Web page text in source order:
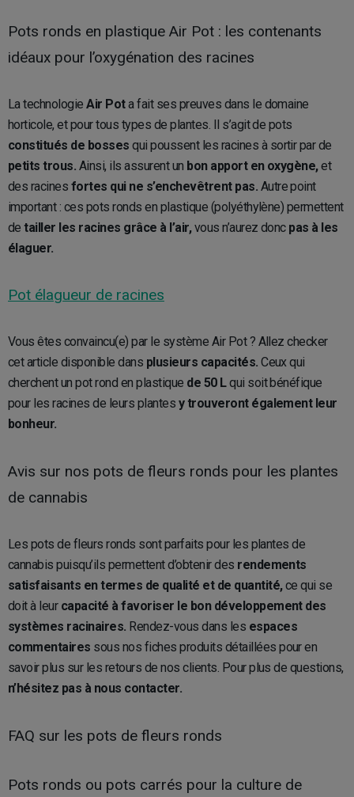
Pots ronds en plastique Air Pot : les contenants
idéaux pour l’oxygénation des racines
La technologieAir Pota fait ses preuves dans le domaine
horticole, et pour tous types de plantes. Il s’agit de pots
constitués de bosses qui poussent les racines à sortir par de
petits trous. Ainsi, ils assurent un bon apport en oxygène,et
des racines fortes qui ne s’enchevêtrent pas. Autre point
important : ces pots ronds en plastique (polyéthylène) permettent
de tailler les racines grâce à l’air,vous n’aurez donc pas à les
élaguer.
Pot élagueur de racines
Vous êtes convaincu(e) par le système Air Pot ? Allez checker
cet article disponible dans plusieurs capacités. Ceux qui
cherchent un pot rond en plastique de 50 Lqui soit bénéfique
pour les racines de leurs plantes y trouveront également leur
bonheur.
Avis sur nos pots de fleurs ronds pour les plantes
de cannabis
Les pots de fleurs ronds sont parfaits pour les plantes de
cannabis puisqu’ils permettent d’obtenir des rendements
satisfaisants en termes de qualité et de quantité,ce qui se
doit à leur capacité à favoriser le bon développement des
systèmes racinaires. Rendez-vous dans les espaces
commentaires sous nos fiches produits détaillées pour en
savoir plus sur les retours de nos clients. Pour plus de questions,
n’hésitez pas à nous contacter.
FAQ sur les pots de fleurs ronds
Pots ronds ou pots carrés pour la culture de